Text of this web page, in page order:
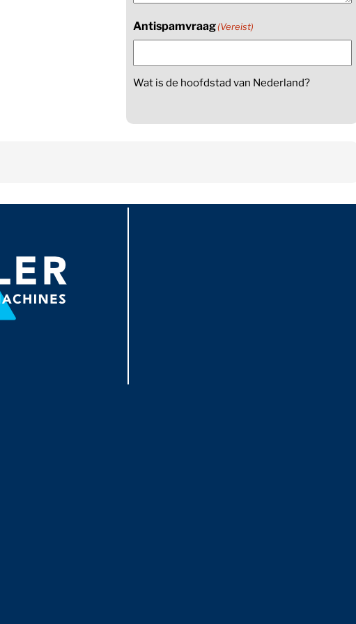
Antispamvraag(Vereist)
Wat is de hoofdstad van Nederland?